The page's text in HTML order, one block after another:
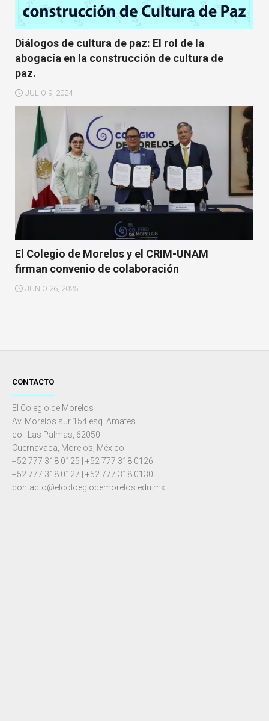
Diálogos de cultura de paz: El rol de la
abogacía en la construcción de cultura de
paz.
JULIO 9, 2024
El Colegio de Morelos y el CRIM-UNAM
firman convenio de colaboración
JUNIO 26, 2025
CONTACTO
El Colegio de Morelos
Av. Morelos sur 154 esq. Amates
col. Las Palmas, 62050.
Cuernavaca, Morelos, México
+52 777 318 0125 | +52 777 318 0126
+52 777 318 0127 | +52 777 318 0130
contacto@elcoloegiodemorelos.edu.mx